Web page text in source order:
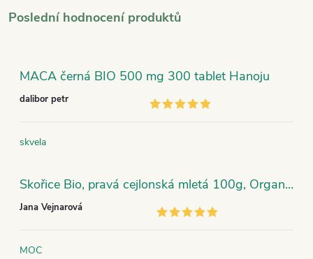
Poslední hodnocení produktů
MACA černá BIO 500 mg 300 tablet Hanoju
dalibor petr
skvela
Skořice Bio, pravá cejlonská mletá 100g, Organic India
Jana Vejnarová
MOC